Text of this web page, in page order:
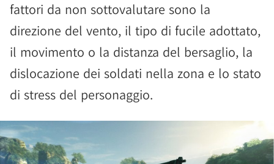
fattori da non sottovalutare sono la
direzione del vento, il tipo di fucile adottato,
il movimento o la distanza del bersaglio, la
dislocazione dei soldati nella zona e lo stato
di stress del personaggio.